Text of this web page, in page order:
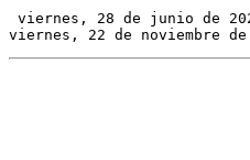
viernes, 28 de junio de
viernes, 22 de noviembre